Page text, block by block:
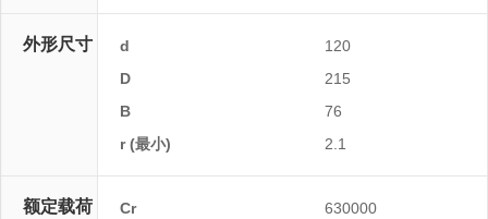
外形尺寸 d
120
D
215
B
76
r (最小)
2.1
额定载荷
Cr
630000